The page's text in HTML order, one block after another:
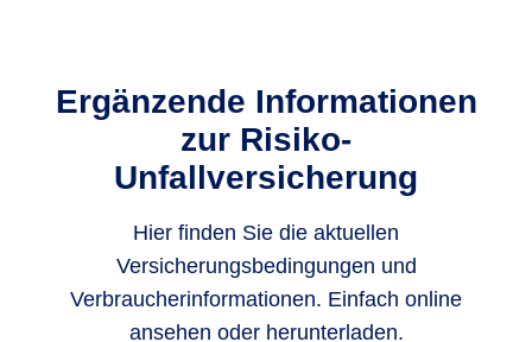
Ergänzende Informationen
zur Risiko-
Unfallversicherung
Hier finden Sie die aktuellen
Versicherungsbedingungen und
Verbraucherinformationen. Einfach online
ansehen oder herunterladen.